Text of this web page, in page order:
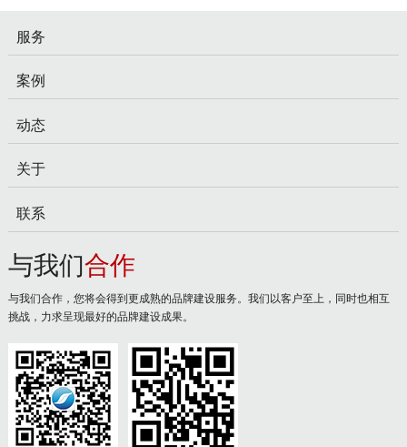
服务
案例
动态
关于
联系
与我们合作
与我们合作，您将会得到更成熟的品牌建设服务。我们以客户至上，同时也相互
挑战，力求呈现最好的品牌建设成果。